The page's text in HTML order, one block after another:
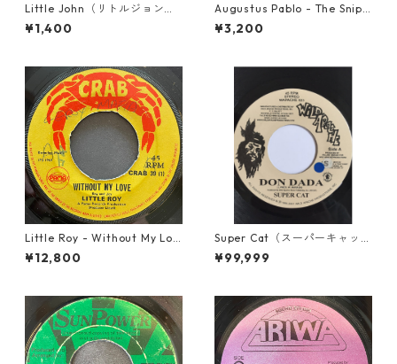
Little John（リトルジョン）
- That Girl 【7-20045】
¥1,400
Augustus Pablo - The Snipe
r【7-21945】
¥3,200
Little Roy - Without My Lov
e【7-21990】
¥12,800
Super Cat（スーパーキャッ
ト） - Don Dada【7inch】
¥99,999